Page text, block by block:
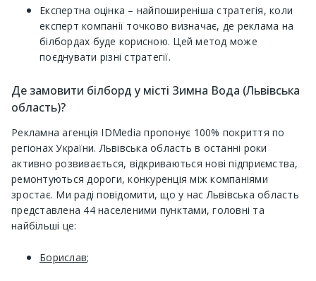
Експертна оцінка – найпоширеніша стратегія, коли
експерт компанії точково визначає, де реклама на
білбордах буде корисною. Цей метод може
поєднувати різні стратегії.
Де замовити білборд у місті Зимна Вода (Львівська
область)?
Рекламна агенція IDMedia пропонує 100% покриття по
регіонах України. Львівська область в останні роки
активно розвивається, відкриваються нові підприємства,
ремонтуються дороги, конкуренція між компаніями
зростає. Ми раді повідомити, що у нас Львівська область
представлена ​​44 населеними пунктами, головні та
найбільші це:
Борислав;